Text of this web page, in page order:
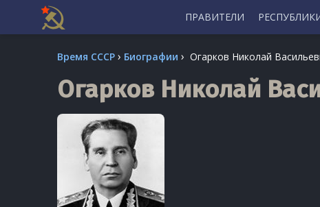
ПРАВИТЕЛИ
Время СССР › Биографии › Огарков Николай
Огарков Николай